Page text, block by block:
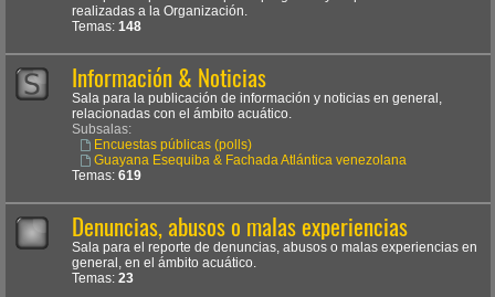
realizadas a la Organización.
Temas: 148
Información & Noticias
Sala para la publicación de información y noticias en general,
relacionadas con el ámbito acuático.
Subsalas:
Encuestas públicas (polls)
Guayana Esequiba & Fachada Atlántica venezolana
Temas: 619
Denuncias, abusos o malas experiencias
Sala para el reporte de denuncias, abusos o malas experiencias en
general, en el ámbito acuático.
Temas: 23